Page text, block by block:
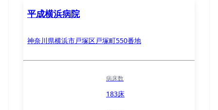
平成横浜病院
神奈川県横浜市戸塚区戸塚町550番地
病床数
183床